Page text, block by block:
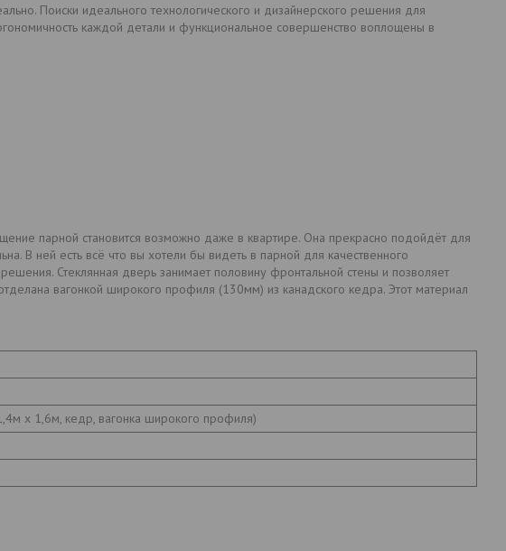
Поиски идеального технологического и дизайнерского решения для
каждой детали и функциональное совершенство воплощены в
парной становится возможно даже в квартире. Она прекрасно подойдёт для
В ней есть всё что вы хотели бы видеть в парной для качественного
Стеклянная дверь занимает половину фронтальной стены и позволяет
вагонкой широкого профиля (130мм) из канадского кедра. Этот материал
х 1,6м, кедр, вагонка широкого профиля)